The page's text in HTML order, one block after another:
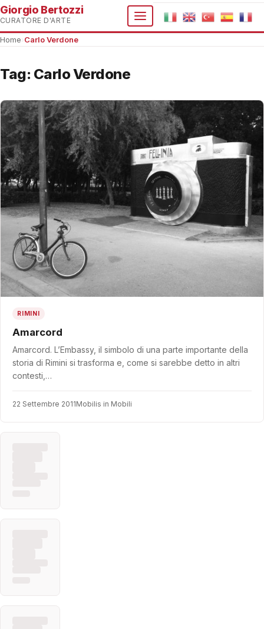
Giorgio Bertozzi
CURATORE D'ARTE
Home Carlo Verdone
Tag: Carlo Verdone
RIMINI
Amarcord
Amarcord. L’Embassy, il simbolo di una parte importante della
storia di Rimini si trasforma e, come si sarebbe detto in altri
contesti,…
22 Settembre 2011Mobilis in Mobili